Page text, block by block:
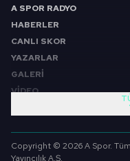
A SPOR RADYO
HABERLER
CANLI SKOR
YAZARLAR
GALERİ
VİDEO
SABAH SPORU
SPOR GÜNDEMİ
Copyright © 2026 A Spor. Tüm
Yayıncılık A.Ş.